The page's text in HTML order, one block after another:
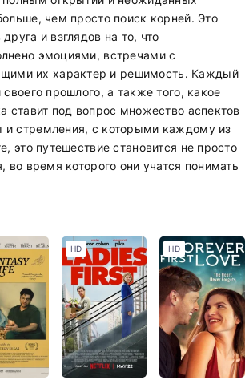
чем просто поиск корней. Это
и взглядов на то, что
эмоциями, встречами с
их характер и решимость. Каждый
прошлого, а также того, какое
ставит под вопрос множество аспектов
и стремления, с которыми каждому из
это путешествие становится не просто
время которого они учатся понимать
HD HD